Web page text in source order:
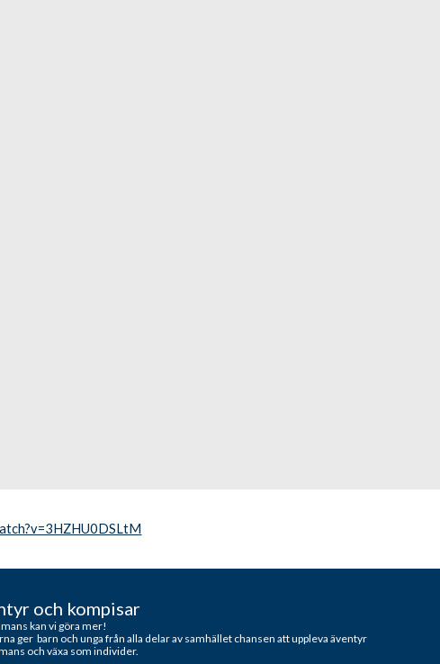
och kompisar
kan vi göra mer!
ger barn och unga från alla delar av samhället chansen att uppleva äventyr
och växa som individer.